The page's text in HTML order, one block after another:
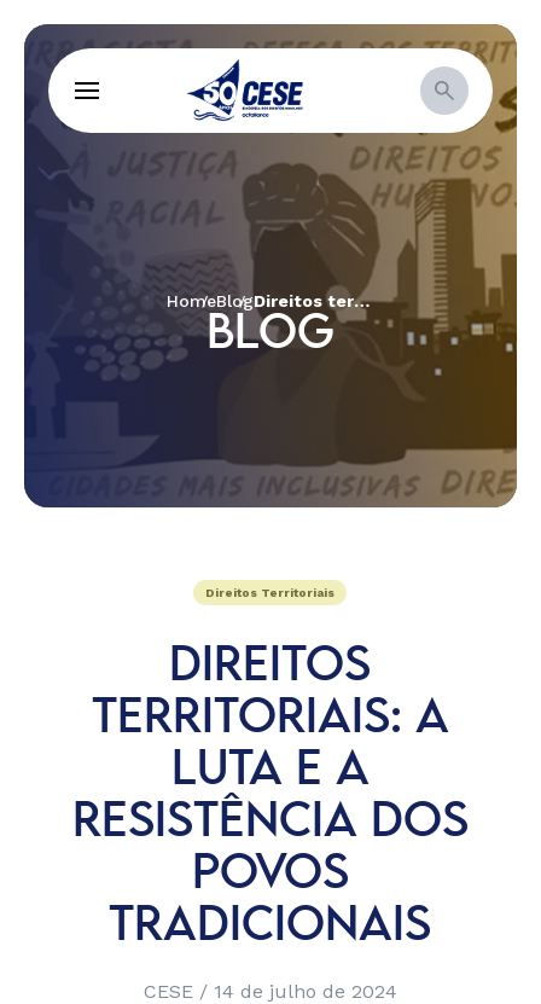
HomeBlog Direitos territoriais: a luta e a resistência dos povos tradicionais
BLOG
Direitos Territoriais
DIREITOS
TERRITORIAIS: A
LUTA E A
RESISTÊNCIA DOS
POVOS
TRADICIONAIS
CESE / 14 de julho de 2024